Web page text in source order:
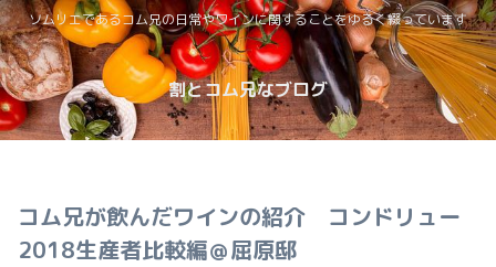
ソムリエであるコム兄の日常やワインに関することをゆるく綴っています
割とコム兄なブログ
コム兄が飲んだワインの紹介 コンドリュー
2018生産者比較編＠屈原邸